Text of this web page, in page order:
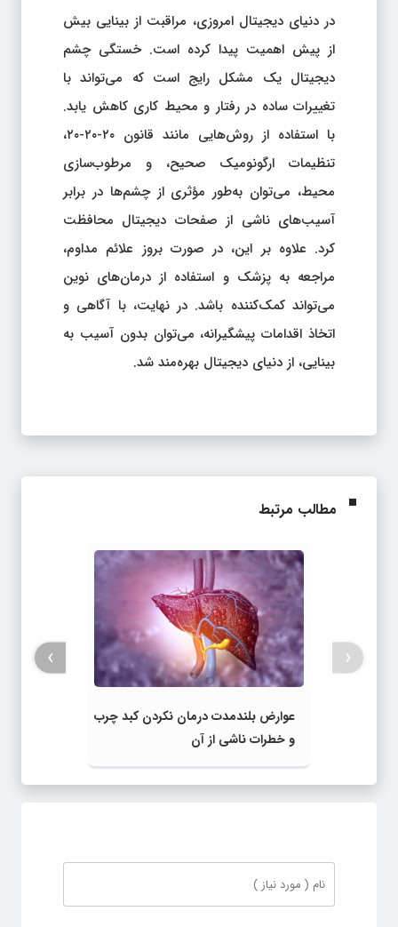
در دنیای دیجیتال امروزی، مراقبت از بینایی بیش
از پیش اهمیت پیدا کرده است. خستگی چشم
دیجیتال یک مشکل رایج است که می‌تواند با
تغییرات ساده در رفتار و محیط کاری کاهش یابد.
با استفاده از روش‌هایی مانند قانون ۲۰-۲۰-۲۰،
تنظیمات ارگونومیک صحیح، و مرطوب‌سازی
محیط، می‌توان به‌طور مؤثری از چشم‌ها در برابر
آسیب‌های ناشی از صفحات دیجیتال محافظت
کرد. علاوه بر این، در صورت بروز علائم مداوم،
مراجعه به پزشک و استفاده از درمان‌های نوین
می‌تواند کمک‌کننده باشد. در نهایت، با آگاهی و
اتخاذ اقدامات پیشگیرانه، می‌توان بدون آسیب به
بینایی، از دنیای دیجیتال بهره‌مند شد.
مطالب مرتبط
عوارض بلندمدت درمان نکردن کبد چرب
و خطرات ناشی از آن
‹
›